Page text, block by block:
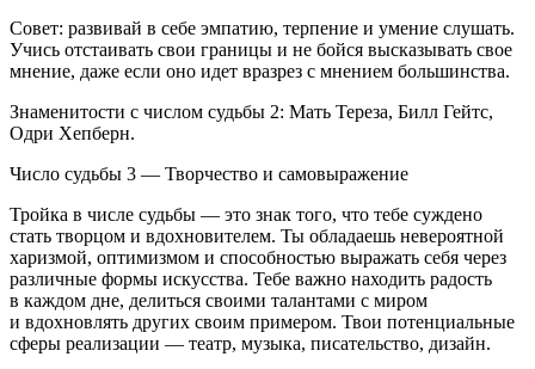
Совет: развивай в себе эмпатию, терпение и умение слушать.
Учись отстаивать свои границы и не бойся высказывать свое
мнение, даже если оно идет вразрез с мнением большинства.
Знаменитости с числом судьбы 2: Мать Тереза, Билл Гейтс,
Одри Хепберн.
Число судьбы 3 — Творчество и самовыражение
Тройка в числе судьбы — это знак того, что тебе суждено
стать творцом и вдохновителем. Ты обладаешь невероятной
харизмой, оптимизмом и способностью выражать себя через
различные формы искусства. Тебе важно находить радость
в каждом дне, делиться своими талантами с миром
и вдохновлять других своим примером. Твои потенциальные
сферы реализации — театр, музыка, писательство, дизайн.